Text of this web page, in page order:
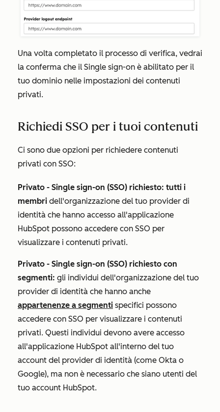
Una volta completato il processo di verifica, vedrai
la conferma che il Single sign-on è abilitato per il
tuo dominio nelle impostazioni dei contenuti
privati.
Richiedi SSO per i tuoi contenuti
Ci sono due opzioni per richiedere contenuti
privati con SSO:
Privato - Single sign-on (SSO) richiesto: tutti i
membri dell'organizzazione del tuo provider di
identità che hanno accesso all'applicazione
HubSpot possono accedere con SSO per
visualizzare i contenuti privati.
Privato - Single sign-on (SSO) richiesto con
segmenti: gli individui dell'organizzazione del tuo
provider di identità che hanno anche
appartenenze a segmenti specifici possono
accedere con SSO per visualizzare i contenuti
privati. Questi individui devono avere accesso
all'applicazione HubSpot all'interno del tuo
account del provider di identità (come Okta o
Google), ma non è necessario che siano utenti del
tuo account HubSpot.